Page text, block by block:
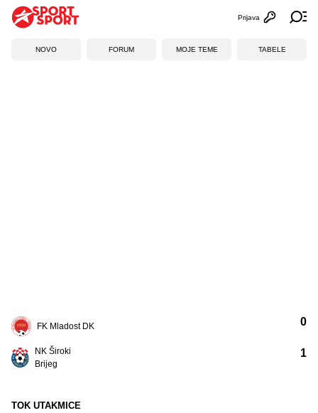
Otvori
Prijava
NOVO FORUM MOJE TEME TABELE
FK Mladost DK
NK Široki
Brijeg
0
1
TOK UTAKMICE